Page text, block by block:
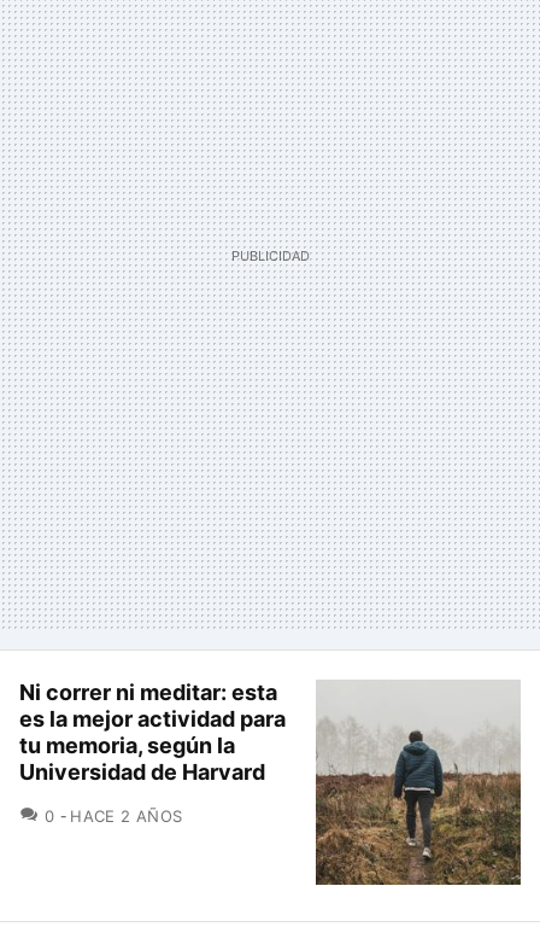
Ni correr ni meditar: esta
es la mejor actividad para
tu memoria, según la
Universidad de Harvard
0 COMENTARIOS
HACE 2 AÑOS